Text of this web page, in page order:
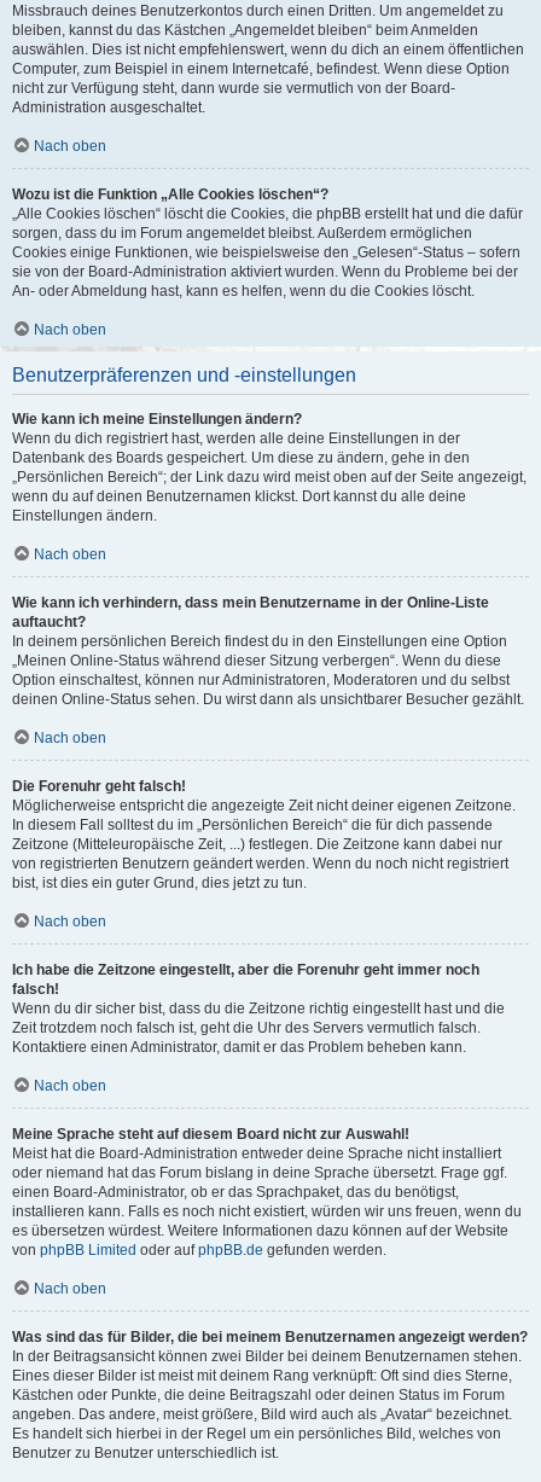
Missbrauch deines Benutzerkontos durch einen Dritten. Um angemeldet zu
bleiben, kannst du das Kästchen „Angemeldet bleiben“ beim Anmelden
auswählen. Dies ist nicht empfehlenswert, wenn du dich an einem öffentlichen
Computer, zum Beispiel in einem Internetcafé, befindest. Wenn diese Option
nicht zur Verfügung steht, dann wurde sie vermutlich von der Board-
Administration ausgeschaltet.
Nach oben
Wozu ist die Funktion „Alle Cookies löschen“?
„Alle Cookies löschen“ löscht die Cookies, die phpBB erstellt hat und die dafür
sorgen, dass du im Forum angemeldet bleibst. Außerdem ermöglichen
Cookies einige Funktionen, wie beispielsweise den „Gelesen“-Status – sofern
sie von der Board-Administration aktiviert wurden. Wenn du Probleme bei der
An- oder Abmeldung hast, kann es helfen, wenn du die Cookies löscht.
Nach oben
Benutzerpräferenzen und -einstellungen
Wie kann ich meine Einstellungen ändern?
Wenn du dich registriert hast, werden alle deine Einstellungen in der
Datenbank des Boards gespeichert. Um diese zu ändern, gehe in den
„Persönlichen Bereich“; der Link dazu wird meist oben auf der Seite angezeigt,
wenn du auf deinen Benutzernamen klickst. Dort kannst du alle deine
Einstellungen ändern.
Nach oben
Wie kann ich verhindern, dass mein Benutzername in der Online-Liste
auftaucht?
In deinem persönlichen Bereich findest du in den Einstellungen eine Option
„Meinen Online-Status während dieser Sitzung verbergen“. Wenn du diese
Option einschaltest, können nur Administratoren, Moderatoren und du selbst
deinen Online-Status sehen. Du wirst dann als unsichtbarer Besucher gezählt.
Nach oben
Die Forenuhr geht falsch!
Möglicherweise entspricht die angezeigte Zeit nicht deiner eigenen Zeitzone.
In diesem Fall solltest du im „Persönlichen Bereich“ die für dich passende
Zeitzone (Mitteleuropäische Zeit, ...) festlegen. Die Zeitzone kann dabei nur
von registrierten Benutzern geändert werden. Wenn du noch nicht registriert
bist, ist dies ein guter Grund, dies jetzt zu tun.
Nach oben
Ich habe die Zeitzone eingestellt, aber die Forenuhr geht immer noch
falsch!
Wenn du dir sicher bist, dass du die Zeitzone richtig eingestellt hast und die
Zeit trotzdem noch falsch ist, geht die Uhr des Servers vermutlich falsch.
Kontaktiere einen Administrator, damit er das Problem beheben kann.
Nach oben
Meine Sprache steht auf diesem Board nicht zur Auswahl!
Meist hat die Board-Administration entweder deine Sprache nicht installiert
oder niemand hat das Forum bislang in deine Sprache übersetzt. Frage ggf.
einen Board-Administrator, ob er das Sprachpaket, das du benötigst,
installieren kann. Falls es noch nicht existiert, würden wir uns freuen, wenn du
es übersetzen würdest. Weitere Informationen dazu können auf der Website
von phpBB Limited oder aufphpBB.de gefunden werden.
Nach oben
Was sind das für Bilder, die bei meinem Benutzernamen angezeigt werden?
In der Beitragsansicht können zwei Bilder bei deinem Benutzernamen stehen.
Eines dieser Bilder ist meist mit deinem Rang verknüpft: Oft sind dies Sterne,
Kästchen oder Punkte, die deine Beitragszahl oder deinen Status im Forum
angeben. Das andere, meist größere, Bild wird auch als „Avatar“ bezeichnet.
Es handelt sich hierbei in der Regel um ein persönliches Bild, welches von
Benutzer zu Benutzer unterschiedlich ist.